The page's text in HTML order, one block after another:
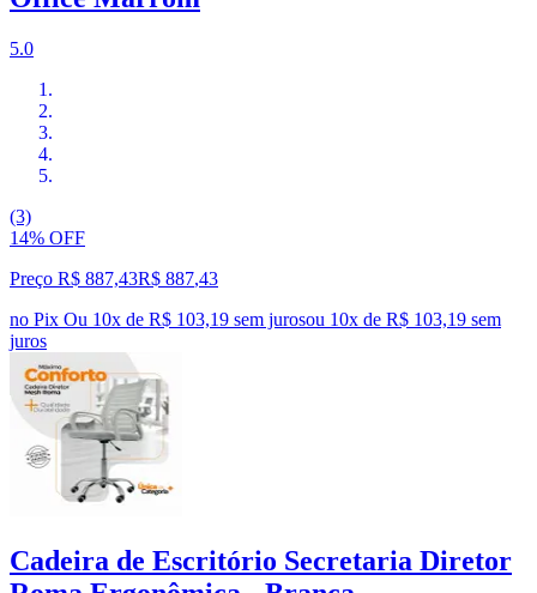
5.0
(3)
14% OFF
Preço R$ 887,43R$ 887,43
no Pix Ou 10x de R$ 103,19 sem jurosou 10x de R$ 103,19 sem
juros
Cadeira de Escritório Secretaria Diretor